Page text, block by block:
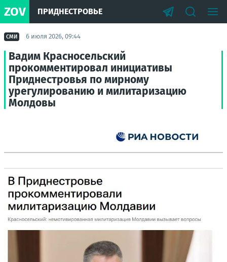
ZOV ПРИДНЕСТРОВЬЕ
СМИ 6 июля 2026, 09:44
Вадим Красносельский
прокомментировал инициативы
Приднестровья по мирному
урегулированию и милитаризацию
Молдовы